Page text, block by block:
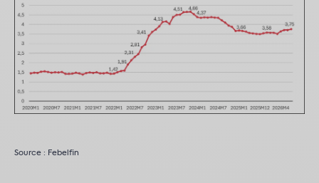
Source : Febelfin